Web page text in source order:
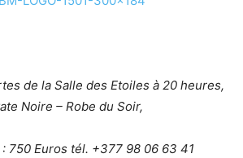
de la Salle des Etoiles à 20 heures,
Noire – Robe du Soir,
750 Euros tél. +377 98 06 63 41